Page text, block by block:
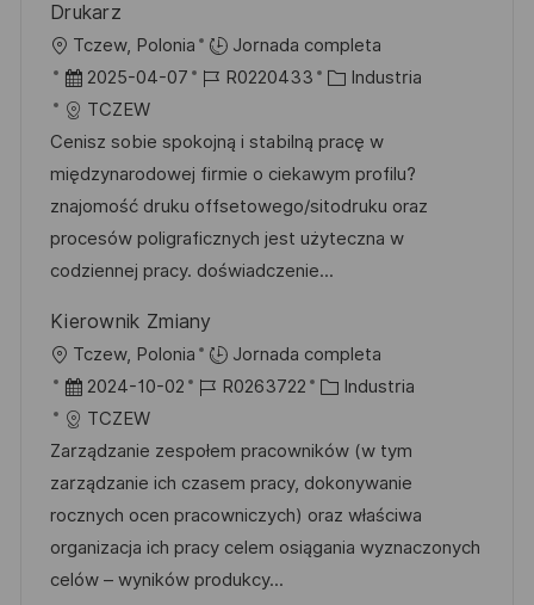
Drukarz
U
b
c
a
c
i
ó
Tczew, Polonia
Jornada completa
F
e
c
h
a
d
e
u
b
l
c
a
c
i
ó
2025-04-07
I
d
e
e
m
p
e
o
R0220433
C
t
e
g
o
r
Industria
TCZEW
Cenisz sobie spokojną i stabilną pracę w
międzynarodowej firmie o ciekawym profilu?
znajomość druku offsetowego/sitodruku oraz
procesów poligraficznych jest użyteczna w
codziennej pracy. doświadczenie...
Kierownik Zmiany
U
b
c
a
c
i
ó
Tczew, Polonia
Jornada completa
F
e
c
h
a
d
e
2024-10-02
I
d
e
e
m
p
R0263722
C
t
e
g
o
Industria
TCZEW
Zarządzanie zespołem pracowników (w tym
zarządzanie ich czasem pracy, dokonywanie
rocznych ocen pracowniczych) oraz właściwa
organizacja ich pracy celem osiągania wyznaczonych
celów – wyników produkcy...